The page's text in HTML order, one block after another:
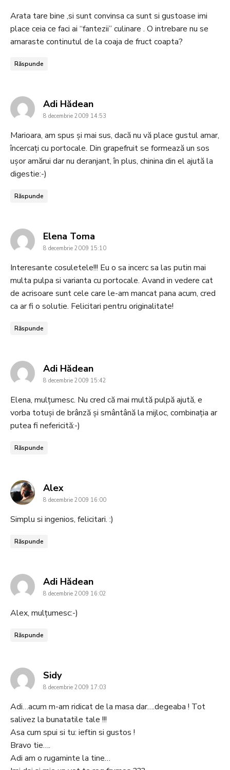
Arata tare bine ,si sunt convinsa ca sunt si gustoase imi
place ceia ce faci ai “fantezii” culinare . O intrebare nu se
amaraste continutul de la coaja de fruct coapta?
Răspunde
Adi Hădeansays:
8 decembrie 2009 14:53
Marioara, am spus și mai sus, dacă nu vă place gustul amar,
încercați cu portocale. Din grapefruit se formează un sos
ușor amărui dar nu deranjant, în plus, chinina din el ajută la
digestie:-)
Răspunde
Elena Toma
8 decembrie 2009 15:10
Interesante cosuletele!!! Eu o sa incerc sa las putin mai
multa pulpa si varianta cu portocale. Avand in vedere cat
de acrisoare sunt cele care le-am mancat pana acum, cred
ca ar fi o solutie. Felicitari pentru originalitate!
Răspunde
Adi Hădeansays:
8 decembrie 2009 15:42
Elena, mulțumesc. Nu cred că mai multă pulpă ajută, e
vorba totuși de brânză și smântână la mijloc, combinația ar
putea fi nefericită:-)
Răspunde
Alexsays:
8 decembrie 2009 16:00
Simplu si ingenios, felicitari. :)
Răspunde
Adi Hădeansays:
8 decembrie 2009 16:02
Alex, mulțumesc:-)
Răspunde
Sidysays:
8 decembrie 2009 17:03
Adi…acum m-am ridicat de la masa dar….degeaba ! Tot
salivez la bunatatile tale !!!
Asa cum spui si tu: ieftin si gustos !
Bravo tie….
Adi am o rugaminte la tine…